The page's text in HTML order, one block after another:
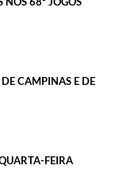
CAMPINAS E DE
FEIRA